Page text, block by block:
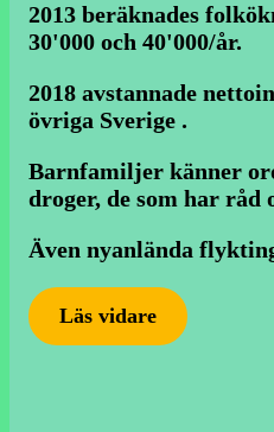
2013 beräknades
30'000 och 40'000/år.
2018 avstannade
övriga Sverige .
Barnfamiljer känner
droger, de som har råd
Även nyanlända
Läs vidare